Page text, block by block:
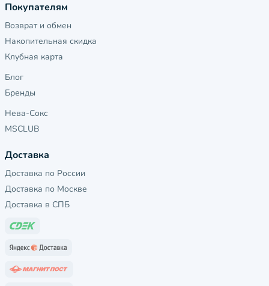
Покупателям
Возврат и обмен
Накопительная скидка
Клубная карта
Блог
Бренды
Нева-Сокс
MSCLUB
Доставка
Доставка по России
Доставка по Москве
Доставка в СПБ